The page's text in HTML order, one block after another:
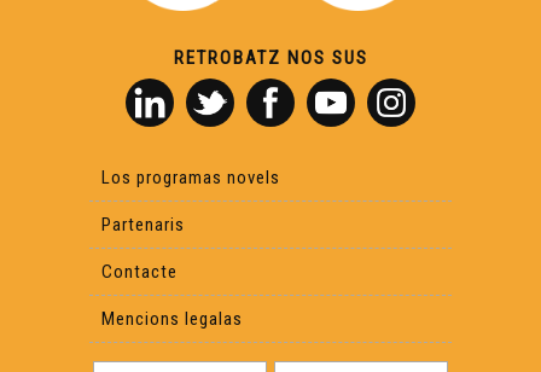
RETROBATZ NOS SUS
Los programas novels
Partenaris
Contacte
Mencions legalas